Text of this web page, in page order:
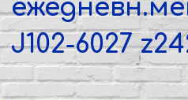
J102-6027